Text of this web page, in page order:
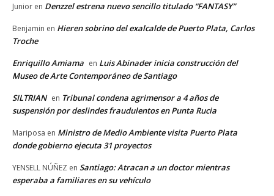
Junior en Denzzel estrena nuevo sencillo titulado “FANTASY”
Benjamin en Hieren sobrino del exalcalde de Puerto Plata, Carlos
Troche
Enriquillo Amiama en Luis Abinader inicia construcción del
Museo de Arte Contemporáneo de Santiago
SILTRIAN en Tribunal condena agrimensor a 4 años de
suspensión por deslindes fraudulentos en Punta Rucia
Mariposa en Ministro de Medio Ambiente visita Puerto Plata
donde gobierno ejecuta 31 proyectos
YENSELL NÚÑEZ en Santiago: Atracan a un doctor mientras
esperaba a familiares en su vehículo